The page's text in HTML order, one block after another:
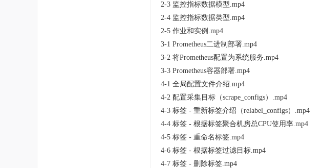
2-3 监控指标数据模型.mp4
2-4 监控指标数据类型.mp4
2-5 作业和实例.mp4
3-1 Prometheus二进制部署.mp4
3-2 将Prometheus配置为系统服务.mp4
3-3 Prometheus容器部署.mp4
4-1 全局配置文件介绍.mp4
4-2 配置采集目标（scrape_configs）.mp4
4-3 标签 - 重新标签介绍（relabel_configs）.mp4
4-4 标签 - 根据标签聚合机房总CPU使用率.mp4
4-5 标签 - 重命名标签.mp4
4-6 标签 - 根据标签过滤目标.mp4
4-7 标签 - 删除标签.mp4